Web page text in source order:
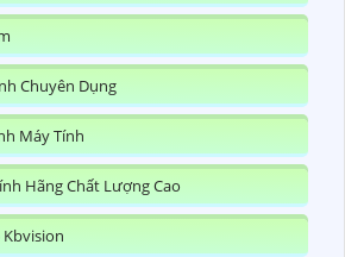
Chuyên Dụng
Máy Tính
Hãng Chất Lượng Cao